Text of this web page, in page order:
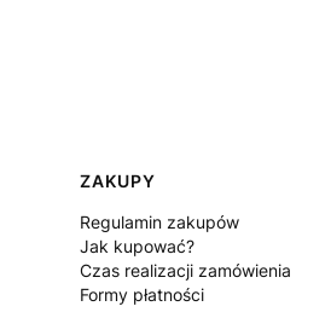
ZAKUPY
Regulamin zakupów
Jak kupować?
Czas realizacji zamówienia
Formy płatności